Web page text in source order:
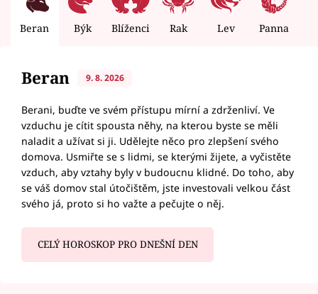
Beran Býk Blíženci Rak Lev Panna
Beran 9. 8. 2026
Berani, buďte ve svém přístupu mírní a zdrženliví. Ve
vzduchu je cítit spousta něhy, na kterou byste se měli
naladit a užívat si ji. Udělejte něco pro zlepšení svého
domova. Usmiřte se s lidmi, se kterými žijete, a vyčistěte
vzduch, aby vztahy byly v budoucnu klidné. Do toho, aby
se váš domov stal útočištěm, jste investovali velkou část
svého já, proto si ho važte a pečujte o něj.
CELÝ HOROSKOP PRO DNEŠNÍ DEN